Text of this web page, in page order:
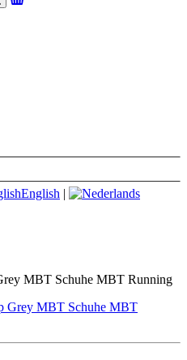
English |
MBT Schuhe MBT Running